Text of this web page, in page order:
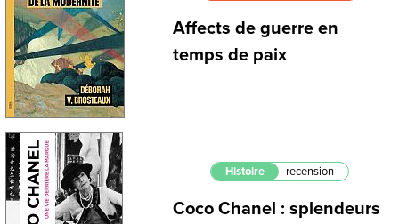
Affects de guerre en
temps de paix
Histoire recension
Coco Chanel : splendeurs